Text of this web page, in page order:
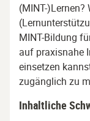
(MINT-
MINT-Bildung
auf praxisnahe
einsetzen
zugänglich zu
Inhaltliche